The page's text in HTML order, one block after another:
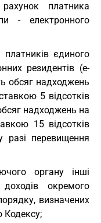
платника
- електронного
єдиного
резидентів (е-
обсяг надходжень
5 відсотків
надходжень на
15 відсотків
разі перевищення
органу інші
окремого
визначених
Кодексу;